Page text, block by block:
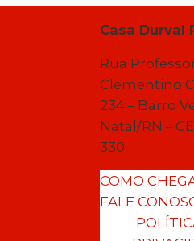
Casa Durval
Rua
Clementino
234 – Barro
Natal/RN –
330
COMO
FALE